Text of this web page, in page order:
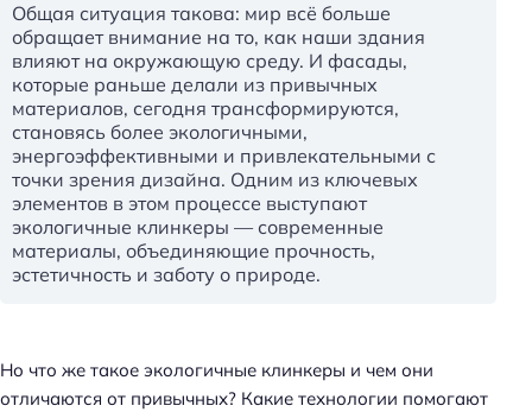
Общая ситуация такова: мир всё больше
обращает внимание на то, как наши здания
влияют на окружающую среду. И фасады,
которые раньше делали из привычных
материалов, сегодня трансформируются,
становясь более экологичными,
энергоэффективными и привлекательными с
точки зрения дизайна. Одним из ключевых
элементов в этом процессе выступают
экологичные клинкеры — современные
материалы, объединяющие прочность,
эстетичность и заботу о природе.
Но что же такое экологичные клинкеры и чем они
отличаются от привычных? Какие технологии помогают